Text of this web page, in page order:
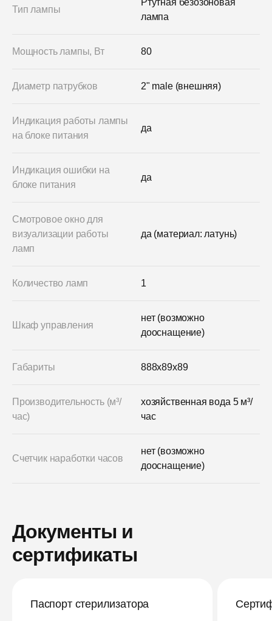
Тип лампы
Ртутная безозоновая
лампа
Мощность лампы, Вт 80
Диаметр патрубков 2" male (внешняя)
Индикация работы лампы
на блоке питания
да
Индикация ошибки на
блоке питания
да
Смотровое окно для
визуализации работы
ламп
да (материал: латунь)
Количество ламп 1
Шкаф управления
нет (возможно
дооснащение)
Габариты 888x89x89
Производительность (м³/
час)
хозяйственная вода 5 м³/
час
Счетчик наработки часов
нет (возможно
дооснащение)
Документы и
сертификаты
Паспорт стерилизатора